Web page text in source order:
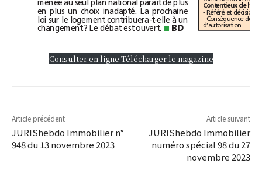
changement? Le débat est ouvert. BD
Consulter en ligne Télécharger le magazine
Article précédent
JURIShebdo Immobilier n°
948 du 13 novembre 2023
Article suivant
JURIShebdo Immobilier
numéro spécial 98 du 27
novembre 2023